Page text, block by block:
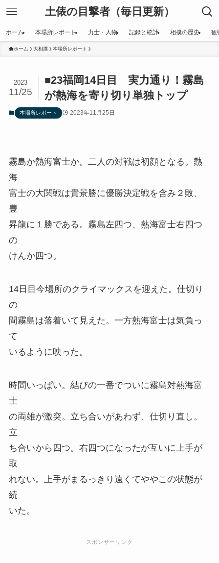
土俵の目撃者（毎日更新）
ホーム 本場所レポート 力士・人物 記録と統計 相撲の歴史 観
ホーム 大相撲 本場所レポート
■23福岡14日目 実力通り！霧島
が熱海を寄り切り単独トップ
2023
11/25
本場所レポート 2023年11月25日
霧島か熱海富士か。二人の対戦は初顔となる。熱
海
富士の大関戦は貴景勝に優勝決定戦を含み２敗、
豊
昇龍に１勝である。霧島左四つ、熱海富士右四つ
の
けんか四つ。
14日目今場所のクライマックスを迎えた。仕切り
の
間霧島は落着いて見えた。一方熱海富士は気負っ
て
いるように映った。
時間いっぱい。結びの一番でついに霧島対熱海富
士
の両雄が激突。立ち合いがあわず、仕切り直し。
立
ち合いから四つ。右四つになったが互いに上手が
取
れない。上手がまるっきり遠くてややこの状態が
続
いた。
スポンサーリンク